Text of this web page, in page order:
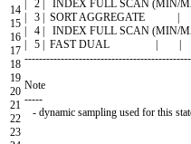
14
15
16
17
18
19
20
21
22
23
|
2 | INDEX FULL SCAN (MIN/
|
3 | SORTAGGREGATE |
|
4 | INDEX FULL SCAN (MIN/
|
5 | FASTDUAL | |
----------------------------------------------
Note
-----
- dynamic sampling used for this